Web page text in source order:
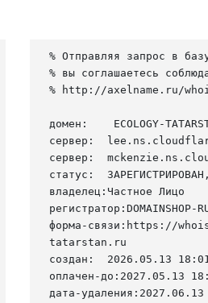
% Отправляя запрос в
% вы соглашаетесь
% http://axelname.ru/
домен:    ECOLOGY-
сервер:
сервер:
статус:
владелец:Частное Лицо
регистратор:DOMAINSHOP-
форма-связи:https://
tatarstan.ru
создан:  2026.05.13
оплачен-до:2027.05.13
дата-удаления:2027.06.13